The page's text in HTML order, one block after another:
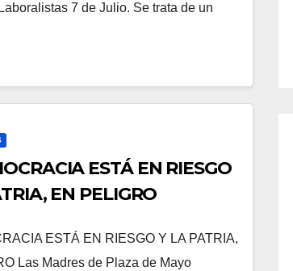
7 de Julio. Se trata de un
ESTÁ EN RIESGO
EN PELIGRO
ESTÁ EN RIESGO Y LA PATRIA,
Las Madres de Plaza de Mayo